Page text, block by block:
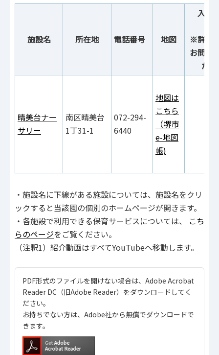
施設名 所在地 電話番号 地図
入園
※詳細
お問い
だ
晴美台ナー
サリー
南区晴美台
1丁31-1
072-294-
6440
地図は
こちら
（堺市
e-地図
帳)
・施設名に下線がある施設については、施設名をクリ
ックすると当該園の個別のホームページが開きます。
・各施設で利用できる保育サービスについては、 こち
らのページをご覧ください。
（注釈1）紹介動画はすべてYouTubeへ移動します。
PDF形式のファイルを開けない場合は、Adobe Acrobat
Reader DC（旧Adobe Reader）をダウンロードしてく
ださい。
お持ちでない方は、Adobe社から無償でダウンロードで
きます。